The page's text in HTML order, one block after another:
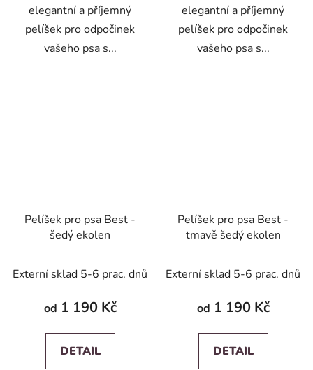
elegantní a příjemný
pelíšek pro odpočinek
vašeho psa s...
elegantní a příjemný
pelíšek pro odpočinek
vašeho psa s...
Pelíšek pro psa Best -
šedý ekolen
Externí sklad 5-6 prac. dnů
od 1 190 Kč
DETAIL
Pelíšek pro psa Best -
tmavě šedý ekolen
Externí sklad 5-6 prac. dnů
od 1 190 Kč
DETAIL